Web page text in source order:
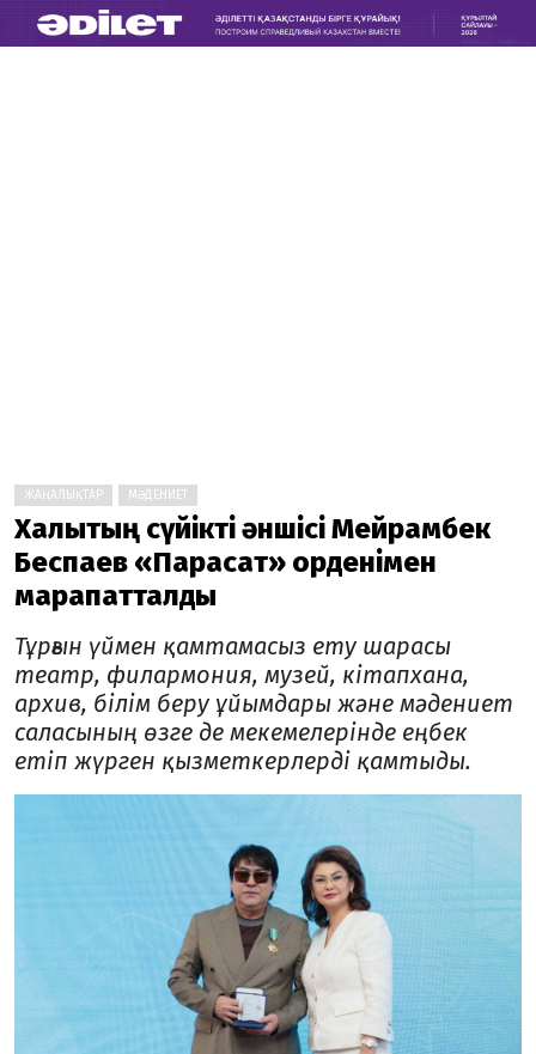
ЖАҢАЛЫҚТАР МӘДЕНИЕТ
Халықтың сүйікті әншісі Мейрамбек
Беспаев «Парасат» орденімен
марапатталды
Тұрғын үймен қамтамасыз ету шарасы
театр, филармония, музей, кітапхана,
архив, білім беру ұйымдары және мәдениет
саласының өзге де мекемелерінде еңбек
етіп жүрген қызметкерлерді қамтыды.